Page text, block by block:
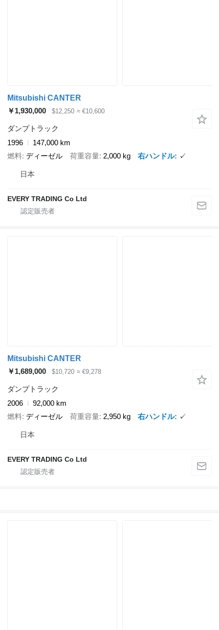
Mitsubishi CANTER
￥1,930,000
$12,250 ≈ €10,600
ダンプトラック
1996
147,000 km
燃料 ディーゼル 荷重容量 2,000 kg 右ハンドル ✓
日本
EVERY TRADING Co Ltd
Mitsubishi CANTER
￥1,689,000
$10,720 ≈ €9,278
ダンプトラック
2006
92,000 km
燃料 ディーゼル 荷重容量 2,950 kg 右ハンドル ✓
日本
EVERY TRADING Co Ltd